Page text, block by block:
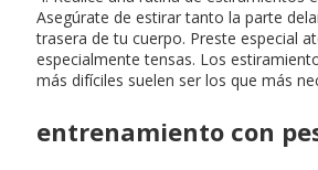
Asegúrate de estirar tanto la parte
trasera de tu cuerpo. Preste especial
especialmente tensas. Los
más difíciles suelen ser los que más
entrenamiento con